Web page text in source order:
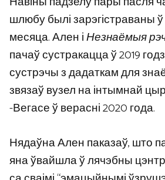
шлюбу былі зарэгістраваны ў
месяца. Ален іНезнаёмыя
пачаў сустракацца ў 2019
сустрэчы з дадаткам для
звязаў вузел на інтымнай
-Вегасе ў верасні 2020 года.
Нядаўна Ален паказаў, што
яна ўвайшла ў лячэбны